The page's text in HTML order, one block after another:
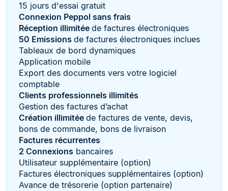
15 jours d'essai gratuit
Connexion Peppol sans frais
Réception illimitée de factures électroniques
50 Emissions de factures électroniques inclues
Tableaux de bord dynamiques
Application mobile
Export des documents vers votre logiciel
comptable
Clients professionnels illimités
Gestion des factures d’achat
Création illimitée de factures de vente, devis,
bons de commande, bons de livraison
Factures récurrentes
2 Connexions bancaires
Utilisateur supplémentaire (option)
Factures électroniques supplémentaires (option)
Avance de trésorerie (option partenaire)